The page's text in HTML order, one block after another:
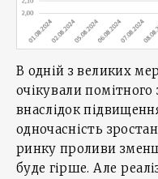
В одній з великих
очікували
внаслідок
одночасність
ринку проливи
буде гірше. Але